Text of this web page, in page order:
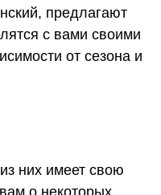
предлагают
с вами своими
от сезона и
них имеет свою
о некоторых